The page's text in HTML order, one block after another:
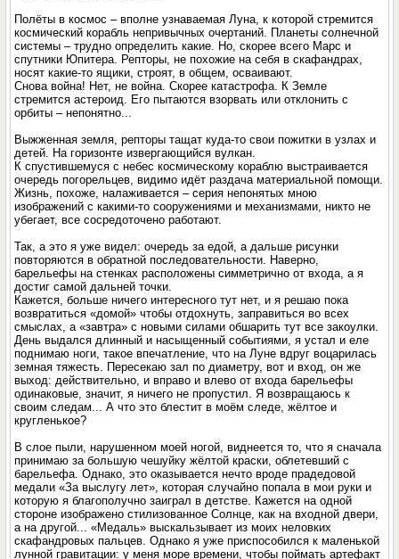
Полёты в космос – вполне узнаваемая Луна, к которой стремится
космический корабль непривычных очертаний. Планеты солнечной
системы – трудно определить какие. Но, скорее всего Марс и
спутники Юпитера. Репторы, не похожие на себя в скафандрах,
носят какие-то ящики, строят, в общем, осваивают.
Снова война! Нет, не война. Скорее катастрофа. К Земле
стремится астероид. Его пытаются взорвать или отклонить с
орбиты – непонятно...
Выжженная земля, репторы тащат куда-то свои пожитки в узлах и
детей. На горизонте извергающийся вулкан.
К спустившемуся с небес космическому кораблю выстраивается
очередь погорельцев, видимо идёт раздача материальной помощи.
Жизнь, похоже, налаживается – серия непонятых мною
изображений с какими-то сооружениями и механизмами, никто не
убегает, все сосредоточено работают.
Так, а это я уже видел: очередь за едой, а дальше рисунки
повторяются в обратной последовательности. Наверно,
барельефы на стенках расположены симметрично от входа, а я
достиг самой дальней точки.
Кажется, больше ничего интересного тут нет, и я решаю пока
возвратиться «домой» чтобы отдохнуть, заправиться во всех
смыслах, а «завтра» с новыми силами обшарить тут все закоулки.
День выдался длинный и насыщенный событиями, я устал и еле
поднимаю ноги, такое впечатление, что на Луне вдруг воцарилась
земная тяжесть. Пересекаю зал по диаметру, вот и вход, он же
выход: действительно, и вправо и влево от входа барельефы
одинаковые, значит, я ничего не пропустил. Я возвращаюсь к
своим следам... А что это блестит в моём следе, жёлтое и
кругленькое?
В слое пыли, нарушенном моей ногой, виднеется то, что я сначала
принимаю за большую чешуйку жёлтой краски, облетевший с
барельефа. Однако, это оказывается нечто вроде прадедовой
медали «За выслугу лет», которая случайно попала в мои руки и
которую я благополучно заиграл в детстве. Кажется на одной
стороне изображено стилизованное Солнце, как на входной двери,
а на другой... «Медаль» выскальзывает из моих неловких
скафандровых пальцев. Однако я уже приспособился к маленькой
лунной гравитации: у меня море времени, чтобы поймать артефакт